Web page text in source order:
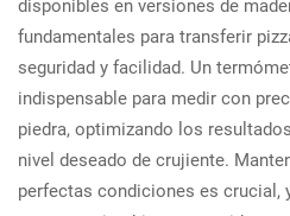
disponibles en versiones de
fundamentales para transferir
seguridad y facilidad. Un
indispensable para medir con
piedra, optimizando los
nivel deseado de crujiente.
perfectas condiciones es crucial,